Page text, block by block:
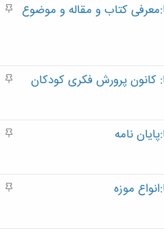
م
کتاب و مقاله و موضوع
م
کانون پرورش فکری کودکان
م
نامه
م
موزه